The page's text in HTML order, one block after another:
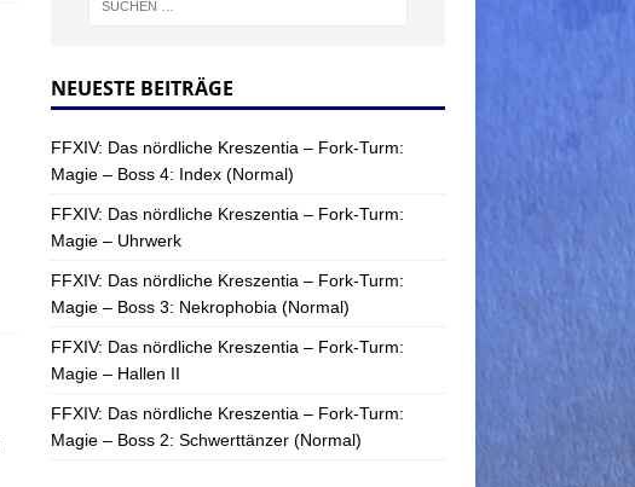
NEUESTE BEITRÄGE
FFXIV: Das nördliche Kreszentia – Fork-Turm:
Magie – Boss 4: Index (Normal)
FFXIV: Das nördliche Kreszentia – Fork-Turm:
Magie – Uhrwerk
FFXIV: Das nördliche Kreszentia – Fork-Turm:
Magie – Boss 3: Nekrophobia (Normal)
FFXIV: Das nördliche Kreszentia – Fork-Turm:
Magie – Hallen II
FFXIV: Das nördliche Kreszentia – Fork-Turm:
Magie – Boss 2: Schwerttänzer (Normal)